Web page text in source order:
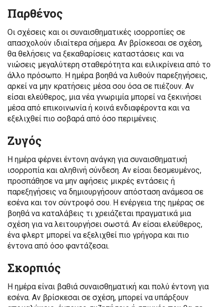
Παρθένος
Οι σχέσεις και οι συναισθηματικές ισορροπίες σε
απασχολούν ιδιαίτερα σήμερα. Αν βρίσκεσαι σε σχέση,
θα θελήσεις να ξεκαθαρίσεις καταστάσεις και να
νιώσεις μεγαλύτερη σταθερότητα και ειλικρίνεια από το
άλλο πρόσωπο. Η ημέρα βοηθά να λυθούν παρεξηγήσεις,
αρκεί να μην κρατήσεις μέσα σου όσα σε πιέζουν. Αν
είσαι ελεύθερος, μια νέα γνωριμία μπορεί να ξεκινήσει
μέσα από επικοινωνία ή κοινά ενδιαφέροντα και να
εξελιχθεί πιο σοβαρά από όσο περιμένεις.
Ζυγός
Η ημέρα φέρνει έντονη ανάγκη για συναισθηματική
ισορροπία και αληθινή σύνδεση. Αν είσαι δεσμευμένος,
προσπάθησε να μην αφήσεις μικρές εντάσεις ή
παρεξηγήσεις να δημιουργήσουν απόσταση ανάμεσα σε
εσένα και τον σύντροφό σου. Η ενέργεια της ημέρας σε
βοηθά να καταλάβεις τι χρειάζεται πραγματικά μια
σχέση για να λειτουργήσει σωστά. Αν είσαι ελεύθερος,
ένα φλερτ μπορεί να εξελιχθεί πιο γρήγορα και πιο
έντονα από όσο φαντάζεσαι.
Σκορπιός
Η ημέρα είναι βαθιά συναισθηματική και πολύ έντονη για
εσένα. Αν βρίσκεσαι σε σχέση, μπορεί να υπάρξουν